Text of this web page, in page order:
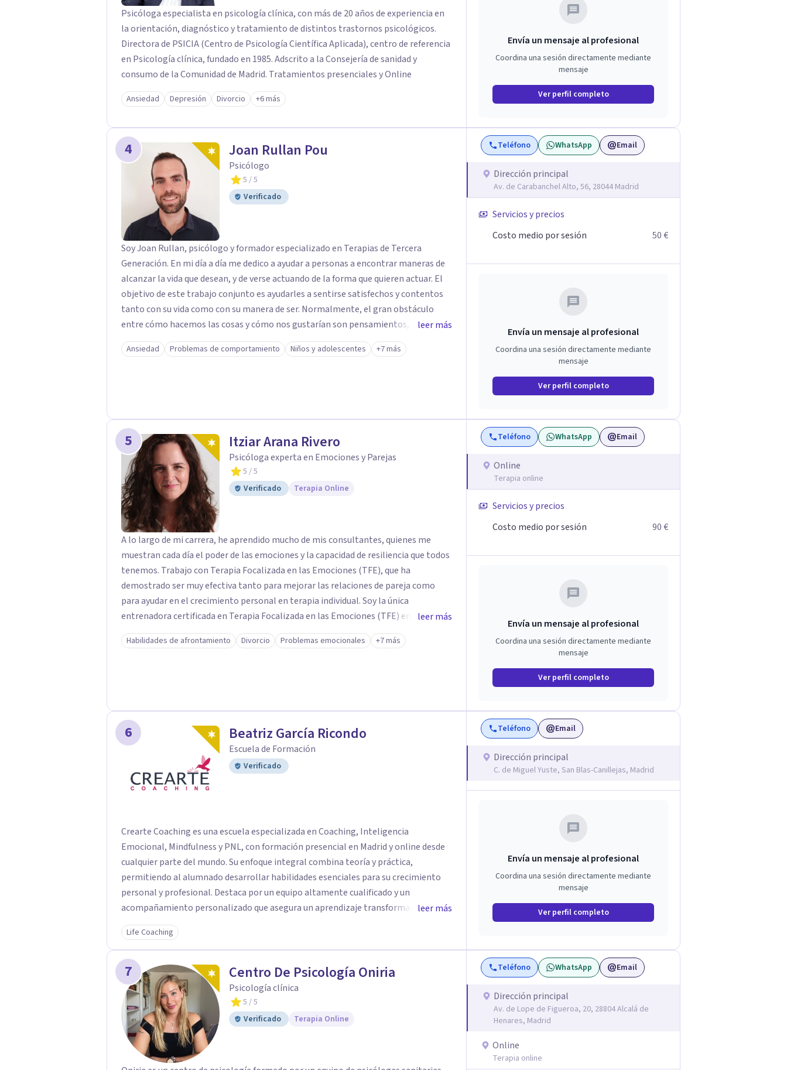
Psicóloga especialista en psicología clínica, con más de 20 años de experiencia en
la orientación, diagnóstico y tratamiento de distintos trastornos psicológicos.
Directora de PSICIA (Centro de Psicología Científica Aplicada), centro de referencia
en Psicología clínica, fundado en 1985. Adscrito a la Consejería de sanidad y
consumo de la Comunidad de Madrid. Tratamientos presenciales y Online
Ansiedad Depresión Divorcio +6 más
Envía un mensaje al profesional
Coordina una sesión directamente mediante
mensaje
Ver perfil completo
4 Joan Rullan Pou
Psicólogo
5 / 5
Verificado
Soy Joan Rullan, psicólogo y formador especializado en Terapias de Tercera
Generación. En mi día a día me dedico a ayudar a personas a encontrar maneras de
alcanzar la vida que desean, y de verse actuando de la forma que quieren actuar. El
objetivo de este trabajo conjunto es ayudarles a sentirse satisfechos y contentos
tanto con su vida como con su manera de ser. Normalmente, el gran obstáculo
entre cómo hacemos las cosas y cómo nos gustarían son pensamientos,
emociones, ansiedades y miedos... Que nos impiden tomar las riendas de nuestras
vidas y disfrutar del momento. Para ello, mi trabajo consiste en ayudar a las
barreras; pensamientos, emociones, sensaciones físicas... Que les frenan, para que
puedan sentir que mandan ellos sobre lo que piensan y sienten, y no al revés. En
pocas palabras, a liberar el malestar para poder construir y disfrutar de su vida.
leer más
Ansiedad Problemas de comportamiento Niños y adolescentes +7 más
Teléfono WhatsApp Email
Dirección principal
Av. de Carabanchel Alto, 56, 28044 Madrid
Servicios y precios
Costo medio por sesión
50 €
Envía un mensaje al profesional
Coordina una sesión directamente mediante
mensaje
Ver perfil completo
5 Itziar Arana Rivero
Psicóloga experta en Emociones y Parejas
5 / 5
Verificado
Terapia Online
A lo largo de mi carrera, he aprendido mucho de mis consultantes, quienes me
muestran cada día el poder de las emociones y la capacidad de resiliencia que todos
tenemos. Trabajo con Terapia Focalizada en las Emociones (TFE), que ha
demostrado ser muy efectiva tanto para mejorar las relaciones de pareja como
para ayudar en el crecimiento personal en terapia individual. Soy la única
entrenadora certificada en Terapia Focalizada en las Emociones (TFE) en España,
además de supervisora y terapeuta certificada. La TFE ha demostrado una mejora
significativa en las relaciones, con un 70-75% de éxito y felicidad duradera. Este
complementado mi formación con un Máster en Terapia Cognitivo-Conductual y
otro en Psicodrama, profundizando en la mente humana y las dinámicas que guían
nuestras relaciones. Mi objetivo es ofrecerte un espacio de confianza donde
podamos trabajar en mejorar tu bienestar emocional y tus relaciones. Estoy aquí
para acompañarte en ese proceso.
leer más
Habilidades de afrontamiento Divorcio Problemas emocionales +7 más
Teléfono WhatsApp Email
Online
Terapia online
Servicios y precios
Costo medio por sesión
90 €
Envía un mensaje al profesional
Coordina una sesión directamente mediante
mensaje
Ver perfil completo
6 Beatriz García Ricondo
Escuela de Formación
Verificado
Crearte Coaching es una escuela especializada en Coaching, Inteligencia
Emocional, Mindfulness y PNL, con formación presencial en Madrid y online desde
cualquier parte del mundo. Su enfoque integral combina teoría y práctica,
permitiendo al alumnado desarrollar habilidades esenciales para su crecimiento
personal y profesional. Destaca por un equipo altamente cualificado y un
acompañamiento personalizado que asegura un aprendizaje transformador. Con
grupos reducidos y seguimiento individualizado, ofrece un entorno óptimo para la
práctica y la integración de competencias clave. Más que una escuela, Crearte
Coaching es un espacio de transformación donde cada persona encuentra las
herramientas para construir una vida con propósito.
leer más
Life Coaching
Teléfono Email
Dirección principal
C. de Miguel Yuste, San Blas-Canillejas, Madrid
Envía un mensaje al profesional
Coordina una sesión directamente mediante
mensaje
Ver perfil completo
7 Centro De Psicología Oniria
Psicología clínica
5 / 5
Verificado
Terapia Online
Teléfono WhatsApp Email
Dirección principal
Av. de Lope de Figueroa, 20, 28804 Alcalá de
Henares, Madrid
Online
Terapia online